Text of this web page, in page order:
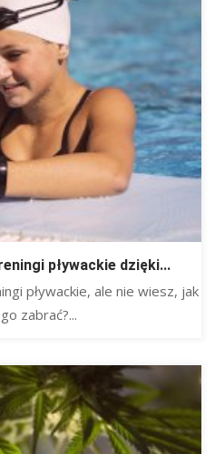
pływackie dzięki...
pływackie, ale nie wiesz, jak
zabrać?...